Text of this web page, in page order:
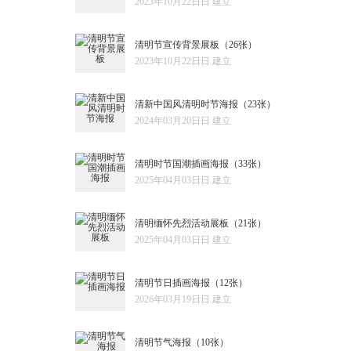
清明节宣传背景展板 （26张）
2023年10月22日日 建立
清新中国风清明时节海报 （23张）
2024年03月20日日 建立
清明时节国潮插画海报 （33张）
2025年04月03日日 建立
清明缅怀先烈活动展板 （21张）
2025年04月03日日 建立
清明节日插画海报 （12张）
2026年03月19日日 建立
清明节气海报 （10张）